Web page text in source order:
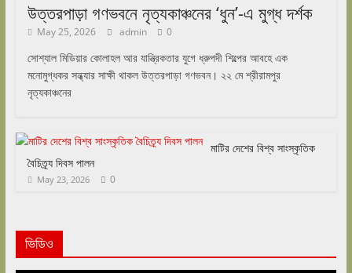
উত্তরপাড়া গণভবনে নৃত্যকাঞ্চনের ‘ধুন’-এ মুগ্ধ দর্শক
May 25, 2026 admin 0
সোশ্যাল মিডিয়ার কোলাহল আর যান্ত্রিকতার যুগে ধ্রুপদী শিল্পের আবহে এক
মনোমুগ্ধকর সন্ধ্যার সাক্ষী থাকল উত্তরপাড়া গণভবন। ২২ মে শ্রীরামপুর
নৃত্যকাঞ্চনের
মাটির দেশের বিশ্ব সাংস্কৃতিক
বৈচিত্র্য দিবস পালন
May 23, 2026 0
ভিডিও